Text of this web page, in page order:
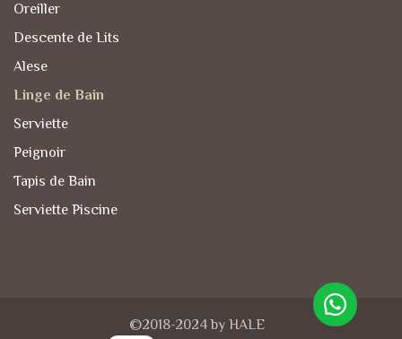
Oreiller
Descente de Lits
Alese
Linge de Bain
Serviette
Peignoir
Tapis de Bain
Serviette Piscine
©2018-2024 by HALE